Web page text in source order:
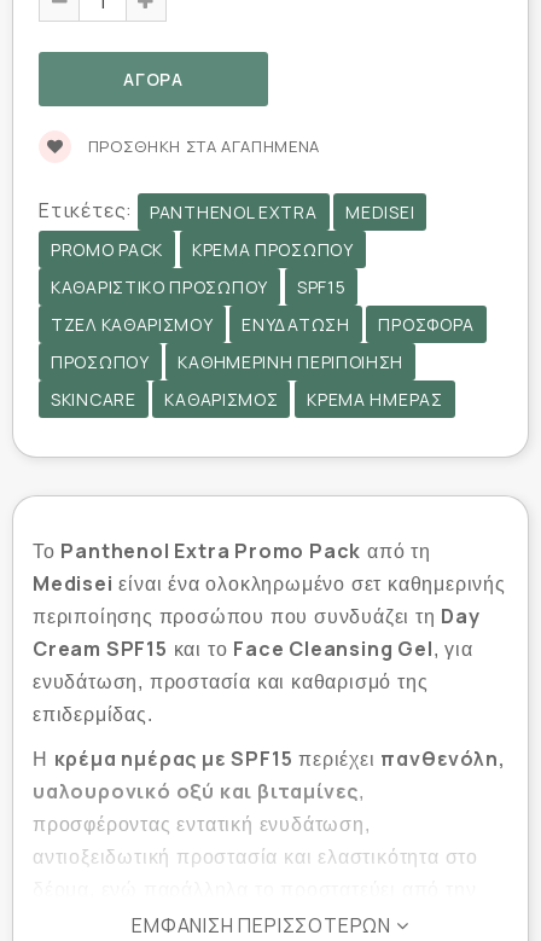
ΠΡΟΣΘΉΚΗ ΣΤΑ ΑΓΑΠΗΜΈΝΑ
Ετικέτες: PANTHENOL EXTRA
MEDISEI
PROMO PACK
ΚΡΈΜΑ ΠΡΟΣΏΠΟΥ
ΚΑΘΑΡΙΣΤΙΚΌ ΠΡΟΣΏΠΟΥ
SPF15
ΤΖΕΛ ΚΑΘΑΡΙΣΜΟΎ
ΕΝΥΔΆΤΩΣΗ
ΠΡΟΣΦΟΡΆ
ΠΡΟΣΏΠΟΥ
ΚΑΘΗΜΕΡΙΝΉ ΠΕΡΙΠΟΊΗΣΗ
SKINCARE
ΚΑΘΑΡΙΣΜΌΣ ΚΡΈΜΑ ΗΜΈΡΑΣ
Το Panthenol Extra Promo Pack από τη
Medisei είναι ένα ολοκληρωμένο σετ καθημερινής
περιποίησης προσώπου που συνδυάζει τη Day
Cream SPF15 και το Face Cleansing Gel, για
ενυδάτωση, προστασία και καθαρισμό της
επιδερμίδας.
Η κρέμα ημέρας με SPF15 περιέχει πανθενόλη,
υαλουρονικό οξύ και βιταμίνες,
προσφέροντας εντατική ενυδάτωση,
αντιοξειδωτική προστασία και ελαστικότητα στο
ηλιακή ακτινοβολία.ΕΜΦΆΝΙΣΗ ΠΕΡΙΣΣΌΤΕΡΩΝ